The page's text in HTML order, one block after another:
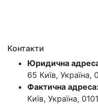
Контакти
Юридична
65 Київ, Україна,
Фактична адреса:
Київ, Україна,